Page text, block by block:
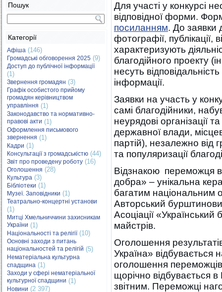
Пошук
Категорії
Афіша (146)
Громадські обговорення 2025 (9)
Доступ до публічної інформації
(1)
Звернення громадян (3)
Графік особистого прийому
громадян керівництвом
управління (1)
Законодавство та нормативно-
правові акти (1)
Оформлення письмового
звернення (1)
Кадри (1)
Консультації з громадськістю (44)
Звіт про проведену роботу (16)
Оголошення (28)
Культура (3)
Бібліотеки (1)
Музеї. Заповідники (1)
Театрально-концертні установи
(1)
Митці Хмельниччини захисникам
України (1)
Національності та релігії(10)
Основні заходи з питань
національностей та релігій (5)
Нематеріальна культурна
спадщина (1)
Заходи у сфері нематеріальної
культурної спадщини (1)
Новини (2 397)
Для участі у конкурсі
відповідної форми.
посиланням. До заявки
фотографії, публікації,
характеризують
благодійного проекту
несуть
інформації.
Заявки на участь у
самі благодійники,
неурядові організації
державної влади,
партій), незалежно від
та популяризації
Відзнакою переможця в
добра» – унікальна
багатим національним
Авторський
Асоціації
майстрів.
Оголошення
Україна» відбувається
оголошення переможців
щорічно відбувається в
звітним. Переможці